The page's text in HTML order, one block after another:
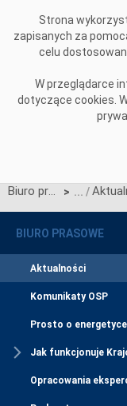
Strona
zapisanych za
celu
W przeglądarce
dotyczące cookies.
Biuro prasowe >
BIURO PRASOWE
Aktualności
Komunikaty OSP
Prosto o energetyce
Jak funkcjonuje
Opracowania